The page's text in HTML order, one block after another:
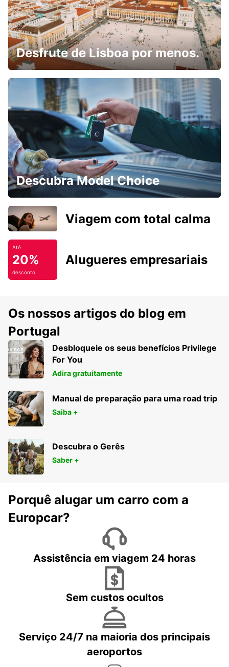
Desfrute de Lisboa por menos.
Descubra Model Choice
Viagem com total calma
Até
20%
desconto
Alugueres empresariais
Os nossos artigos do blog em
Portugal
Desbloqueie os seus benefícios Privilege
For You
Adira gratuitamente
Manual de preparação para uma road trip
Saiba +
Descubra o Gerês
Saber +
Porquê alugar um carro com a
Europcar?
Assistência em viagem 24 horas
Sem custos ocultos
Serviço 24/7 na maioria dos principais
aeroportos